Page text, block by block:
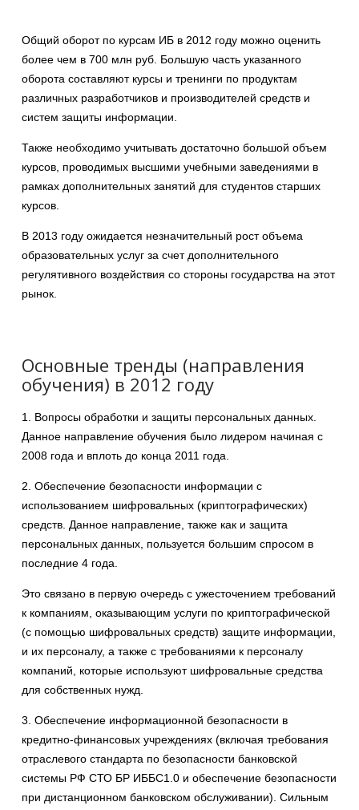
Общий оборот по курсам ИБ в 2012 году можно оценить
более чем в 700 млн руб. Большую часть указанного
оборота составляют курсы и тренинги по продуктам
различных разработчиков и производителей средств и
систем защиты информации.
Также необходимо учитывать достаточно большой объем
курсов, проводимых высшими учебными заведениями в
рамках дополнительных занятий для студентов старших
курсов.
В 2013 году ожидается незначительный рост объема
образовательных услуг за счет дополнительного
регулятивного воздействия со стороны государства на этот
рынок.
Основные тренды (направления
обучения) в 2012 году
1. Вопросы обработки и защиты персональных данных.
Данное направление обучения было лидером начиная с
2008 года и вплоть до конца 2011 года.
2. Обеспечение безопасности информации с
использованием шифровальных (криптографических)
средств. Данное направление, также как и защита
персональных данных, пользуется большим спросом в
последние 4 года.
Это связано в первую очередь с ужесточением требований
к компаниям, оказывающим услуги по криптографической
(с помощью шифровальных средств) защите информации,
и их персоналу, а также с требованиями к персоналу
компаний, которые используют шифровальные средства
для собственных нужд.
3. Обеспечение информационной безопасности в
кредитно-финансовых учреждениях (включая требования
отраслевого стандарта по безопасности банковской
системы РФ СТО БР ИББС1.0 и обеспечение безопасности
при дистанционном банковском обслуживании). Сильным